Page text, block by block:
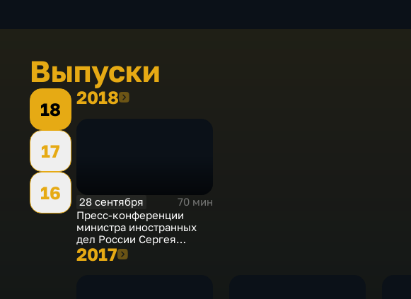
Выпуски
18
17
16
20182018
28 сентября
70 мин
Пресс-конференции
министра иностранных
дел России Сергея
Лаврова
20172017